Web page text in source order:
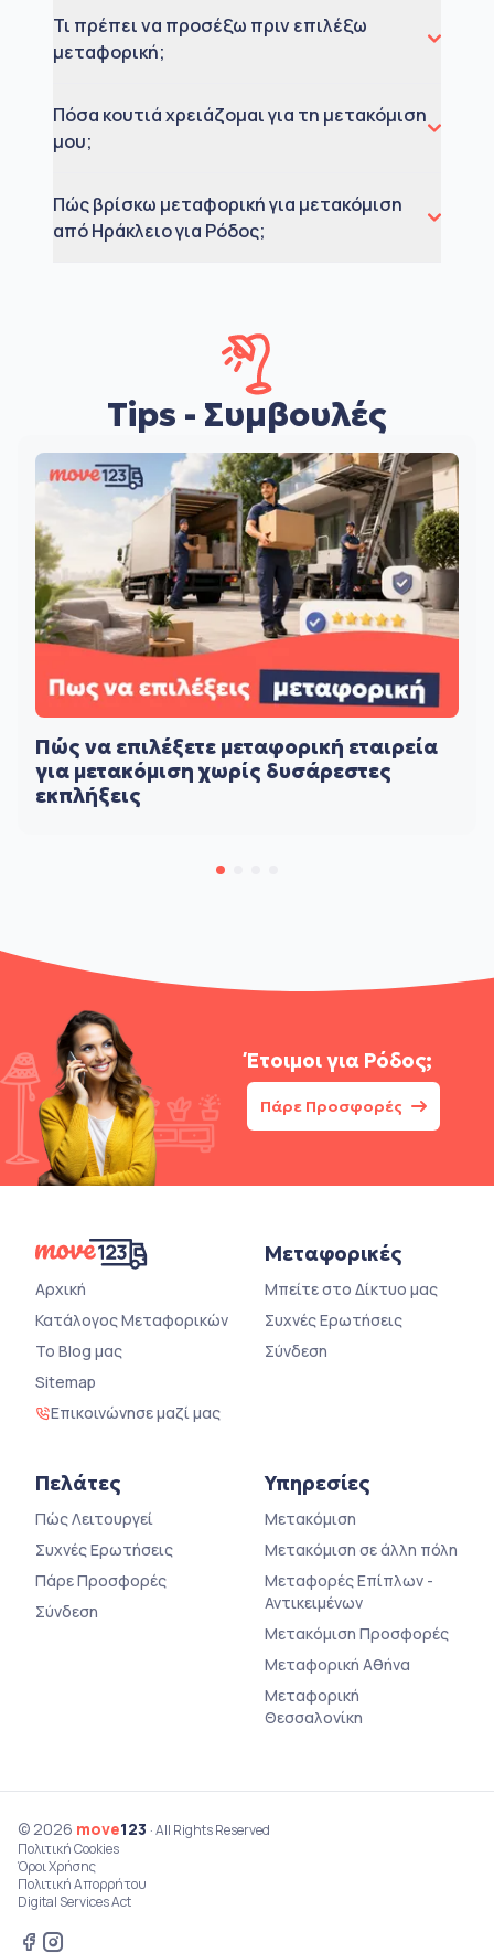
Τι πρέπει να προσέξω πριν επιλέξω
μεταφορική;
Πόσα κουτιά χρειάζομαι για τη μετακόμιση
μου;
Πώς βρίσκω μεταφορική για μετακόμιση
από Ηράκλειο για Ρόδος;
Tips - Συμβουλές
Πώς να επιλέξετε μεταφορική εταιρεία
για μετακόμιση χωρίς δυσάρεστες
εκπλήξεις
Έτοιμοι για Ρόδος;
Πάρε Προσφορές
Αρχική
Κατάλογος Μεταφορικών
Το Blog μας
Sitemap
Επικοινώνησε μαζί μας
Μεταφορικές
Μπείτε στο Δίκτυο μας
Συχνές Ερωτήσεις
Σύνδεση
Πελάτες
Πώς Λειτουργεί
Συχνές Ερωτήσεις
Πάρε Προσφορές
Σύνδεση
Υπηρεσίες
Μετακόμιση
Μετακόμιση σε άλλη πόλη
Μεταφορές Επίπλων -
Αντικειμένων
Μετακόμιση Προσφορές
Μεταφορική Αθήνα
Μεταφορική
Θεσσαλονίκη
© 2026 move123 · All Rights Reserved
Πολιτική Cookies
Όροι Χρήσης
Πολιτική Απορρήτου
Digital Services Act